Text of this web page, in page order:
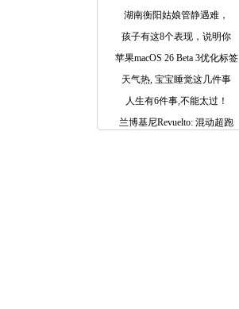
湖南衡阳姑娘管静遇难，
孩子有这8个表现，说明你
苹果macOS 26 Beta 3优化标签
天气热, 宝宝睡觉这几件事
人生有6件事,不能太过！
兰博基尼Revuelto: 混动超跑